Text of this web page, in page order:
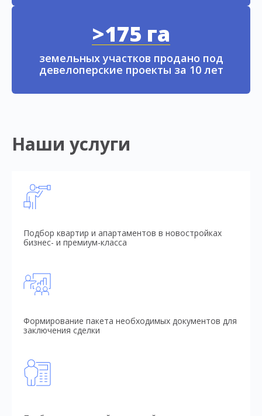
>175 га
земельных участков продано под
девелоперские проекты за 10 лет
Наши услуги
Подбор квартир и апартаментов в новостройках
бизнес- и премиум-класса
Формирование пакета необходимых документов для
заключения сделки